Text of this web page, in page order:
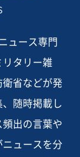
ュース専門
タリー雑
省などが発
随時掲載し
出の言葉や
ュースを分